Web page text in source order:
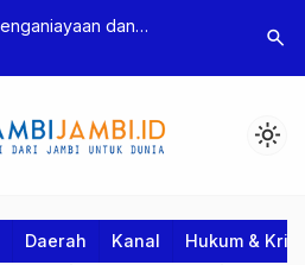
dan
Dua Tersangka
Polres
Dua
search
light_mode
Daerah Kanal Hukum &